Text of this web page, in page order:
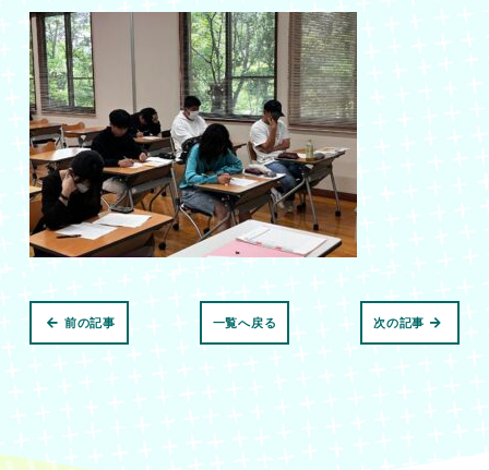
次の記事
一覧へ戻る
前の記事